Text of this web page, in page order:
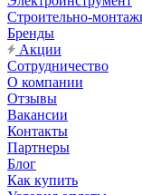
Строительно-
Бренды
Акции
Сотрудничество
О компании
Отзывы
Вакансии
Контакты
Партнеры
Блог
Как купить